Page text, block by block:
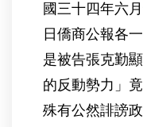
國三十四年六
日僑商公報各
是被告張克勤
的反動勢力」
殊有公然誹謗